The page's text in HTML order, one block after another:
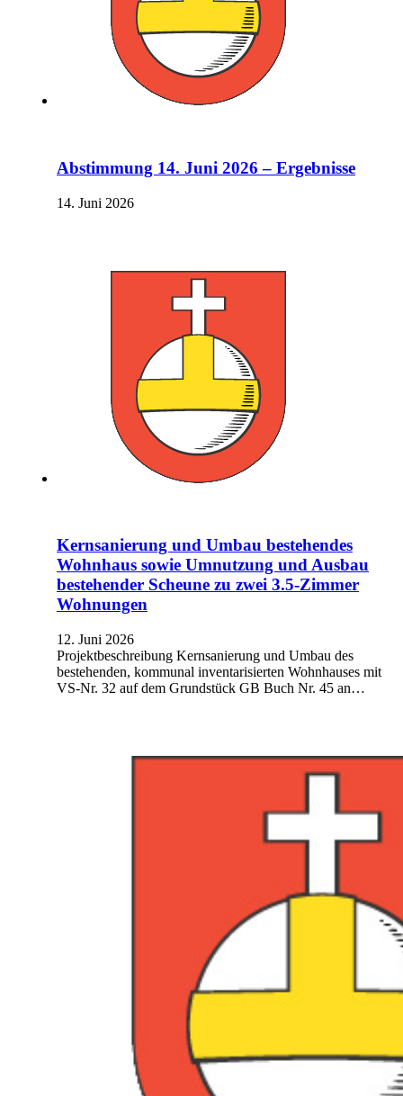
Abstimmung 14. Juni 2026 – Ergebnisse
14. Juni 2026
Kernsanierung und Umbau bestehendes
Wohnhaus sowie Umnutzung und Ausbau
bestehender Scheune zu zwei 3.5-Zimmer
Wohnungen
12. Juni 2026
Projektbeschreibung Kernsanierung und Umbau des
bestehenden, kommunal inventarisierten Wohnhauses mit
VS-Nr. 32 auf dem Grundstück GB Buch Nr. 45 an…